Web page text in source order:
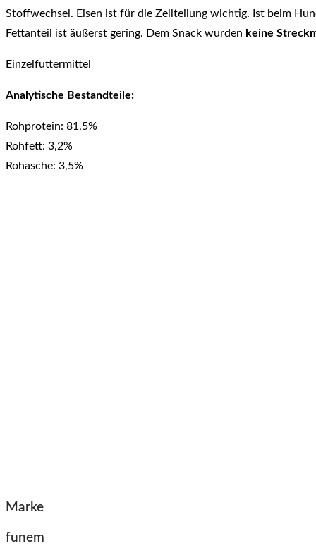
Stoffwechsel. Eisen ist für die Zellteilung wichtig. Ist beim
Fettanteil ist äußerst gering. Dem Snack wurden keine
Einzelfuttermittel
Analytische Bestandteile:
Rohprotein: 81,5%
Rohfett: 3,2%
Rohasche: 3,5%
Marke
funem